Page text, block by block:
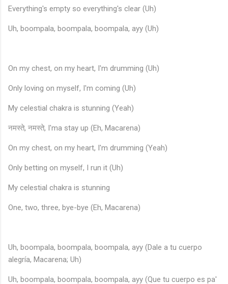
Everything's empty so everything's clear (Uh)
Uh, boompala, boompala, boompala, ayy (Uh)
On my chest, on my heart, I'm drumming (Uh)
Only loving on myself, I'm coming (Uh)
My celestial chakra is stunning (Yeah)
नमस्ते, नमस्ते, I'ma stay up (Eh, Macarena)
On my chest, on my heart, I'm drumming (Yeah)
Only betting on myself, I run it (Uh)
My celestial chakra is stunning
One, two, three, bye-bye (Eh, Macarena)
Uh, boompala, boompala, boompala, ayy (Dale a tu cuerpo
alegría, Macarena; Uh)
Uh, boompala, boompala, boompala, ayy (Que tu cuerpo es pa'
♫